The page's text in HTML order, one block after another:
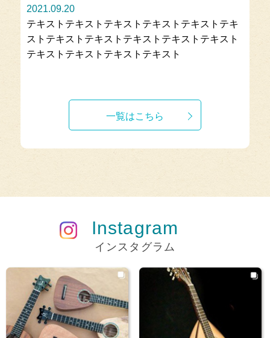
2021.09.20
テキストテキストテキストテキストテキストテキ
ストテキストテキストテキストテキストテキスト
テキストテキストテキストテキスト
一覧はこちら
Instagram
インスタグラム